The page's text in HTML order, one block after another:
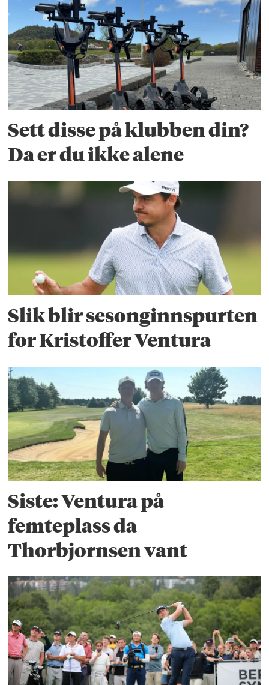
Sett disse på klubben din?
Da er du ikke alene
Slik blir sesonginnspurten
for Kristoffer Ventura
Siste: Ventura på
femteplass da
Thorbjornsen vant